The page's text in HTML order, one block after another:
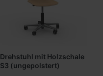
Drehstuhl mit Holzschale
S3 (ungepolstert)